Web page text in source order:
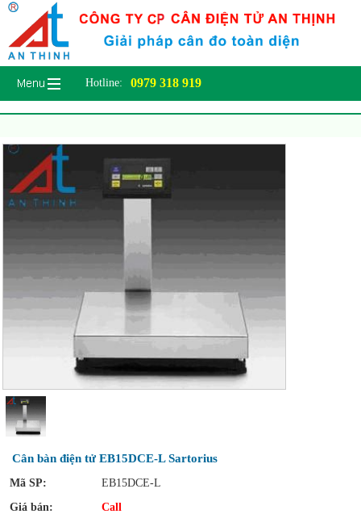
Hotline: 0979 318 919
Cân bàn điện tử EB15DCE-L Sartorius
Mã SP:
EB15DCE-L
Giá bán:
Call